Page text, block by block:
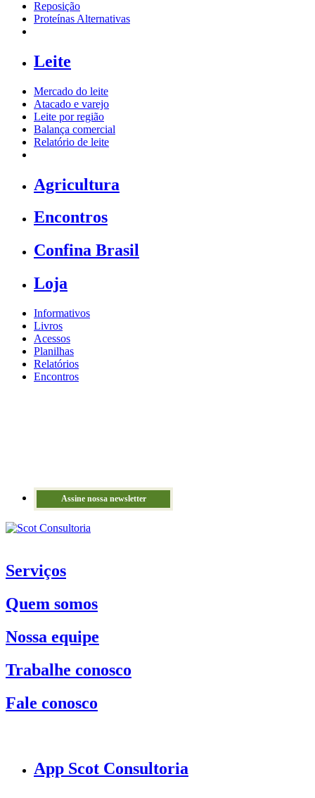
Reposição
Proteínas Alternativas
Leite
Mercado do leite
Atacado e varejo
Leite por região
Balança comercial
Relatório de leite
Agricultura
Encontros
Confina Brasil
Loja
Informativos
Livros
Acessos
Planilhas
Relatórios
Encontros
Assine nossa newsletter
Serviços
Quem somos
Nossa equipe
Trabalhe conosco
Fale conosco
App Scot Consultoria